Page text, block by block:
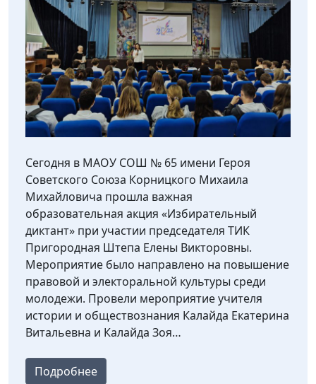
Сегодня в МАОУ СОШ № 65 имени Героя
Советского Союза Корницкого Михаила
Михайловича прошла важная
образовательная акция «Избирательный
диктант» при участии председателя ТИК
Пригородная Штепа Елены Викторовны.
Мероприятие было направлено на повышение
правовой и электоральной культуры среди
молодежи. Провели мероприятие учителя
истории и обществознания Калайда Екатерина
Витальевна и Калайда Зоя…
Подробнее